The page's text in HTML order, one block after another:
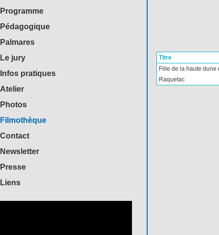
Programme
Pédagogique
Palmares
Le jury
Infos pratiques
Atelier
Photos
Filmothèque
Contact
Newsletter
Presse
Liens
Titre
Fille de la haute dune
Raquetac